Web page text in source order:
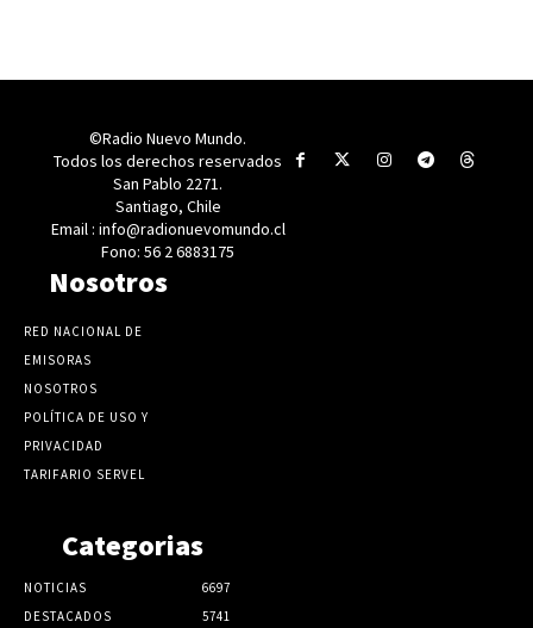
©Radio Nuevo Mundo.
Todos los derechos reservados
San Pablo 2271.
Santiago, Chile
Email : info@radionuevomundo.cl
Fono: 56 2 6883175
Nosotros
RED NACIONAL DE
EMISORAS
NOSOTROS
POLÍTICA DE USO Y
PRIVACIDAD
TARIFARIO SERVEL
Categorias
NOTICIAS
6697
DESTACADOS
5741